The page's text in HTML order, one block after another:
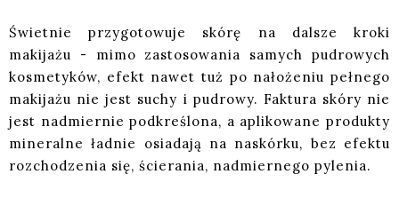
Świetnie przygotowuje skórę na dalsze kroki
makijażu - mimo zastosowania samych pudrowych
kosmetyków, efekt nawet tuż po nałożeniu pełnego
makijażu nie jest suchy i pudrowy. Faktura skóry nie
jest nadmiernie podkreślona, a aplikowane produkty
mineralne ładnie osiadają na naskórku, bez efektu
rozchodzenia się, ścierania, nadmiernego pylenia.